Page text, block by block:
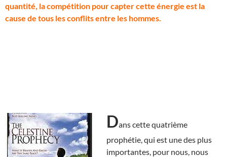
quantité, la compétition pour capter cette énergie est la
cause de tous les conflits entre les hommes.
Dans cette quatrième
prophétie, qui est une des plus
importantes, pour nous, nous